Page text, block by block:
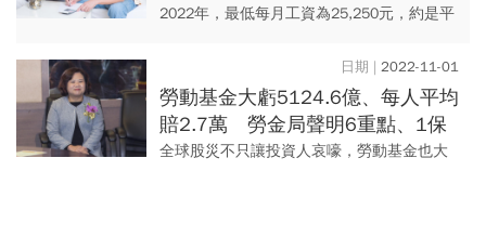
算：3種生活水準下退休金缺口
2022年，最低每月工資為25,250元，約是平
但要撫養家人則有點吃緊。(編按：現行基本
工資每月為新臺...
2022-11-01
勞動基金大虧5124.6億、每人平均
賠2.7萬 勞金局聲明6重點、1保
障，領勞退分紅絕不虧
全球股災不只讓投資人哀嚎，勞動基金也大